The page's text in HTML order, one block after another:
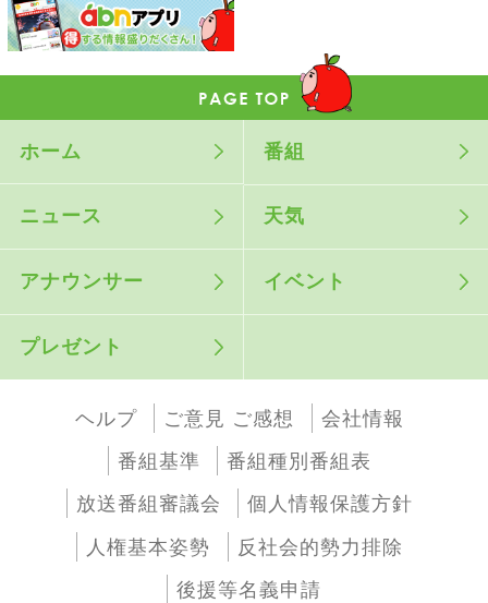
ホーム 番組
ニュース 天気
アナウンサー イベント
プレゼント
ヘルプ ご意見 ご感想
会社情報
番組基準
番組種別番組表
放送番組審議会
個人情報保護方針
人権基本姿勢
反社会的勢力排除
後援等名義申請